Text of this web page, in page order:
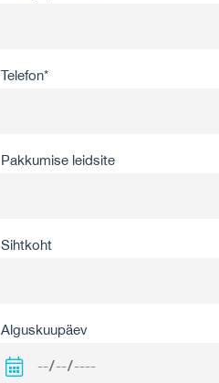
Telefon*
Pakkumise leidsite
Sihtkoht
Alguskuupäev